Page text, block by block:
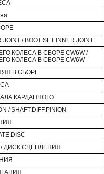
JOINT / BOOT SET INNER JOINT
КОЛЕСА В СБОРЕ CW6W /
КОЛЕСА В СБОРЕ CW6W
В СБОРЕ
КАРДАННОГО
/ SHAFT,DIFF.PINION
/ ДИСК СЦЕПЛЕНИЯ